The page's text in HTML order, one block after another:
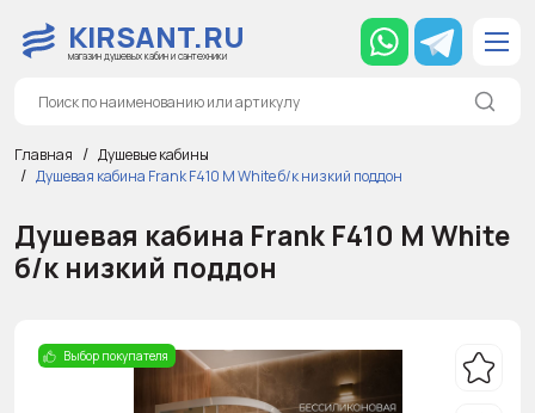
KIRSANT.RU
магазин душевых кабин и сантехники
Главная
Душевые кабины
Душевая кабина Frank F410 М White б/к низкий поддон
Душевая кабина Frank F410 М White
б/к низкий поддон
Выбор покупателя